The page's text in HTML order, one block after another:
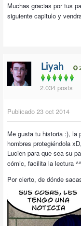
Muchas gracias por tus
siguiente capitulo y
Liyah
2.034 posts
Publicado 23 oct 2014
Me gusta tu historia :), la
hombres protegiéndola
Lucien para que sea su
cómic, facilita la lectura
Por cierto, de dónde